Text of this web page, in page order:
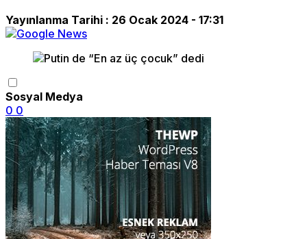
Yayınlanma Tarihi : 26 Ocak 2024 - 17:31
Sosyal Medya
0 0